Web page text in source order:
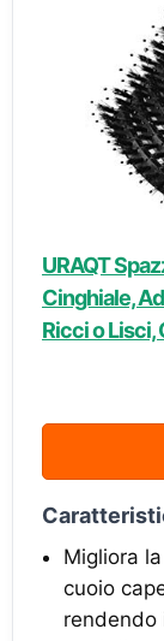
URAQT
Cinghiale,
Ricci o Lisci,
Migliora
cuoio
rendendo